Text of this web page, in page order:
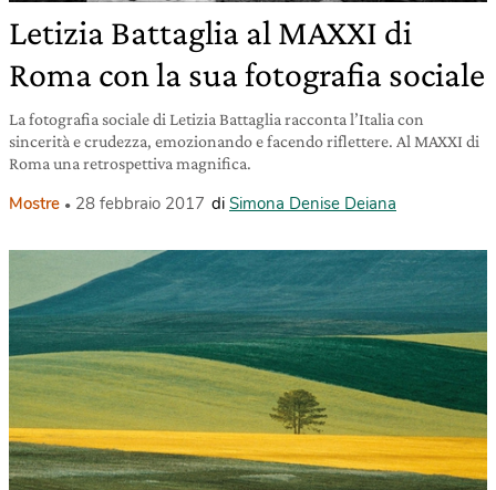
Letizia Battaglia al MAXXI di
Roma con la sua fotografia sociale
La fotografia sociale di Letizia Battaglia racconta l’Italia con
sincerità e crudezza, emozionando e facendo riflettere. Al MAXXI di
Roma una retrospettiva magnifica.
Mostre 28 febbraio 2017 di Simona Denise Deiana